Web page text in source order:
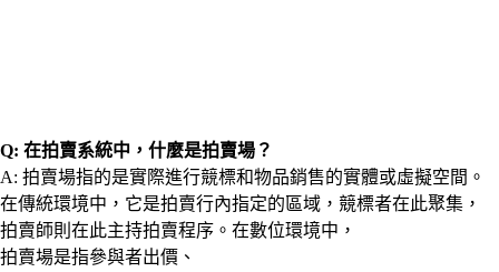
Q: 在拍賣系統中，什麼是拍賣場？
A: 拍賣場指的是實際進行競標和物品銷售的實體或虛擬空間。
在傳統環境中，它是拍賣行內指定的區域，競標者在此聚集，
拍賣師則在此主持拍賣程序。在數位環境中，
拍賣場是指參與者出價、